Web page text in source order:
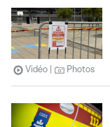
Vidéo Photos